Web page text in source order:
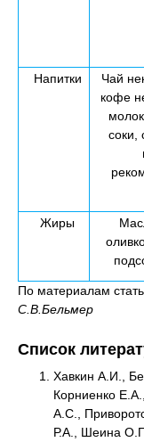
Напитки
Чай
кофе
соки,
Жиры
По материалам
С.В.Бельмер
Список
Хавкин А.И.,
Корниенко
А.С.,
Р.А., Шеина